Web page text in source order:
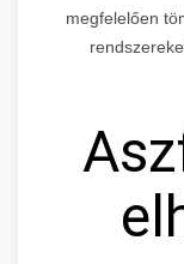
megfelelően